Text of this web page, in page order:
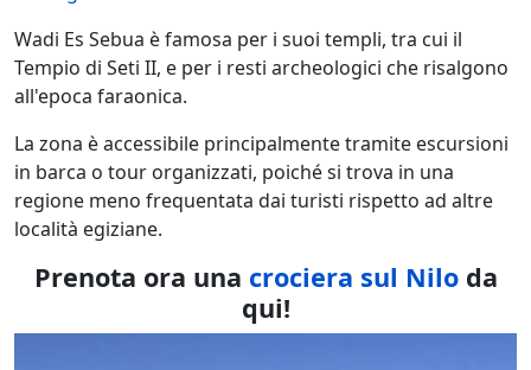
Wadi Es Sebua è famosa per i suoi templi, tra cui il
Tempio di Seti II, e per i resti archeologici che risalgono
all'epoca faraonica.
La zona è accessibile principalmente tramite escursioni
in barca o tour organizzati, poiché si trova in una
regione meno frequentata dai turisti rispetto ad altre
località egiziane.
Prenota ora una crociera sul Niloda
qui!